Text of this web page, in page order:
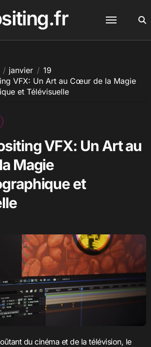
janvier
19
VFX: Un Art au Cœur de la Magie
et Télévisuelle
VFX: Un Art au
Magie
et